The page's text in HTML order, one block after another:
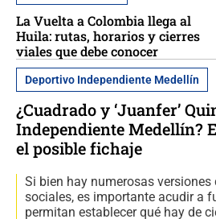
La Vuelta a Colombia llega al
Huila: rutas, horarios y cierres
viales que debe conocer
Deportivo Independiente Medellín
¿Cuadrado y ‘Juanfer’
Independiente Medellín?
el posible fichaje
Si bien hay numerosas versiones
sociales, es importante acudir a
permitan establecer qué hay de